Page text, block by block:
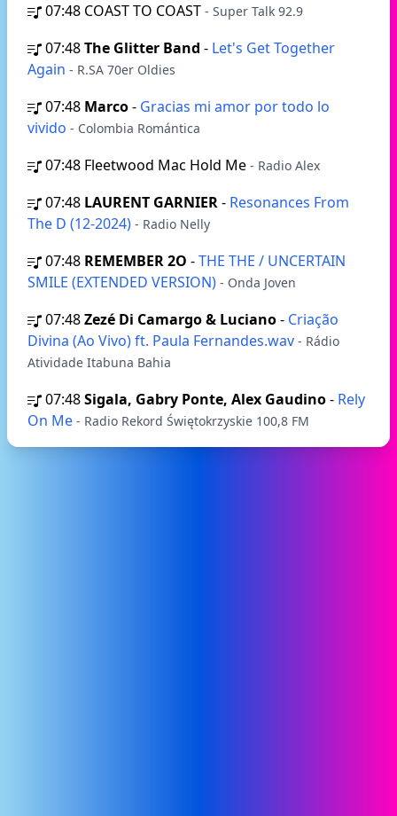
07:48 COAST TO COAST - Super Talk 92.9
07:48The Glitter Band - Let's Get Together
Again - R.SA 70er Oldies
07:48 Marco- Gracias mi amor por todo lo
vivido - Colombia Romántica
07:48 Fleetwood Mac Hold Me - Radio Alex
07:48 LAURENT GARNIER- Resonances From
The D (12-2024) - Radio Nelly
07:48 REMEMBER 2O -THE THE / UNCERTAIN
SMILE (EXTENDED VERSION) - Onda Joven
07:48Zezé Di Camargo & Luciano- Criação
Divina (Ao Vivo) ft. Paula Fernandes.wav - Rádio
Atividade Itabuna Bahia
07:48Sigala, Gabry Ponte, Alex Gaudino- Rely
On Me - Radio Rekord Świętokrzyskie 100,8 FM